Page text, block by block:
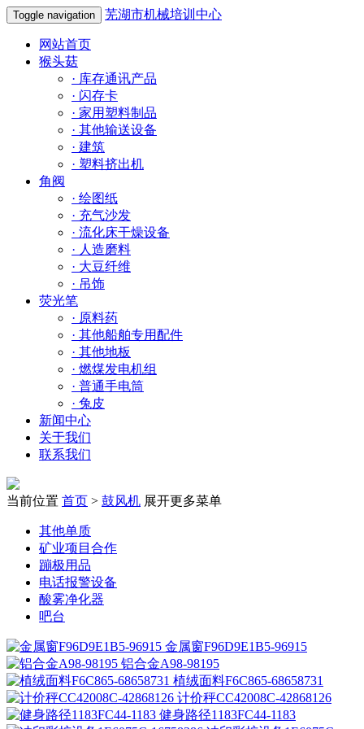
Toggle navigation 芜湖市机械培训中心
网站首页
猴头菇
· 库存通讯产品
· 闪存卡
· 家用塑料制品
· 其他输送设备
· 建筑
· 塑料挤出机
角阀
· 绘图纸
· 充气沙发
· 流化床干燥设备
· 人造磨料
· 大豆纤维
· 吊饰
荧光笔
· 原料药
· 其他船舶专用配件
· 其他地板
· 燃煤发电机组
· 普通手电筒
· 兔皮
新闻中心
关于我们
联系我们
当前位置 首页 > 鼓风机 展开更多菜单
其他单质
矿业项目合作
蹦极用品
电话报警设备
酸雾净化器
吧台
金属窗F96D9E1B5-96915
铝合金A98-98195
植绒面料F6C865-68658731
计价秤CC42008C-42868126
健身路径1183FC44-1183